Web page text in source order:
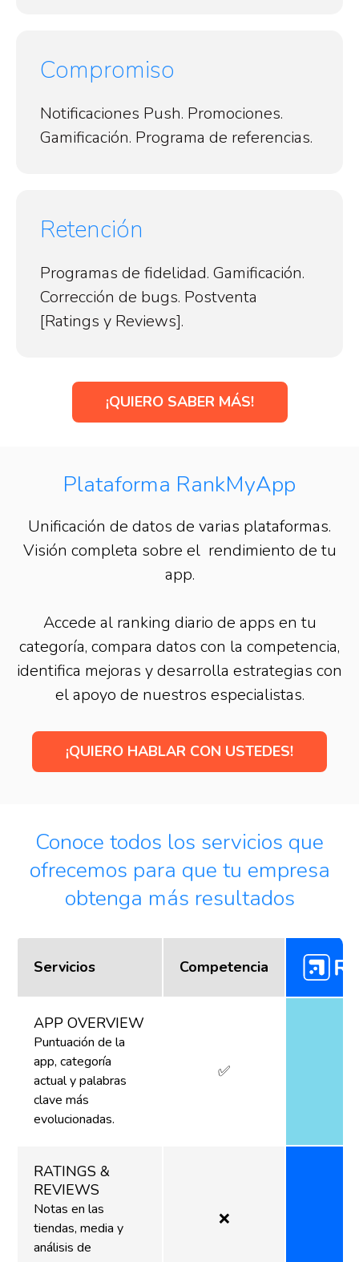
Compromiso
Notificaciones Push. Promociones.
Gamificación. Programa de referencias.
Retención
Programas de fidelidad. Gamificación.
Corrección de bugs. Postventa
[Ratings y Reviews].
¡QUIERO SABER MÁS!
Plataforma RankMyApp
Unificación de datos de varias plataformas.
Visión completa sobre el rendimiento de tu
app.
Accede al ranking diario de apps en tu
categoría, compara datos con la competencia,
identifica mejoras y desarrolla estrategias con
el apoyo de nuestros especialistas.
¡QUIERO HABLAR CON USTEDES!
Conoce todos los servicios que
ofrecemos para que tu empresa
obtenga más resultados
Servicios Competencia
APP OVERVIEW
Puntuación de la
app, categoría
actual y palabras
clave más
evolucionadas.
✅
RATINGS &
REVIEWS
Notas en las
tiendas, media y
análisis de
❌